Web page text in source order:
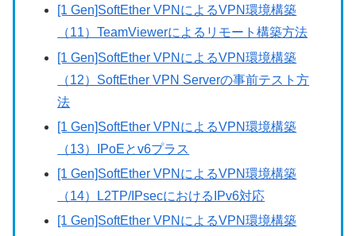
[1 Gen]SoftEther VPNによるVPN環境構築
（11）TeamViewerによるリモート構築方法
[1 Gen]SoftEther VPNによるVPN環境構築
（12）SoftEther VPN Serverの事前テスト方
法
[1 Gen]SoftEther VPNによるVPN環境構築
（13）IPoEとv6プラス
[1 Gen]SoftEther VPNによるVPN環境構築
（14）L2TP/IPsecにおけるIPv6対応
[1 Gen]SoftEther VPNによるVPN環境構築